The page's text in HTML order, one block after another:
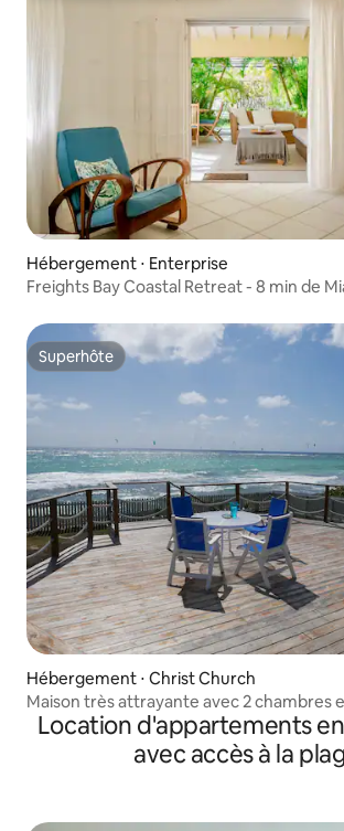
Hébergement ⋅ Enterprise
Freights Bay Coastal Retreat - 8 min de
Superhôte
Superhôte
Hébergement ⋅ Christ Church
Maison très attrayante avec 2 chambres
bain, face à l'océan
Location d'appartements
avec accès à la